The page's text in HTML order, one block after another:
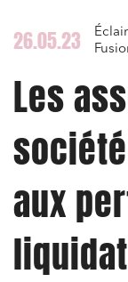
26.05.23
Les
aux